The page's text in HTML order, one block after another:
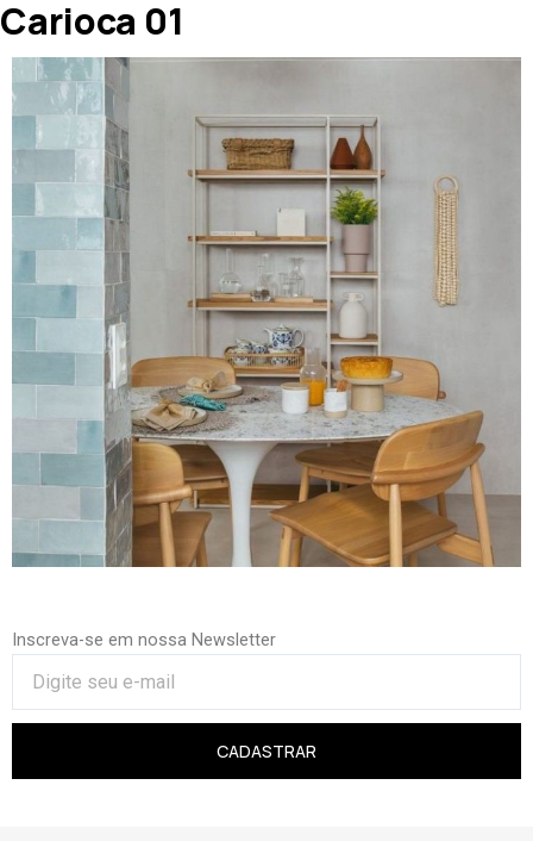
Carioca 01
Inscreva-se em nossa Newsletter
CADASTRAR